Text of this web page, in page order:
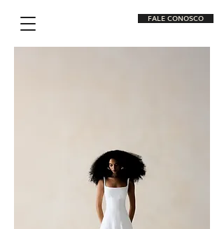
FALE CONOSCO